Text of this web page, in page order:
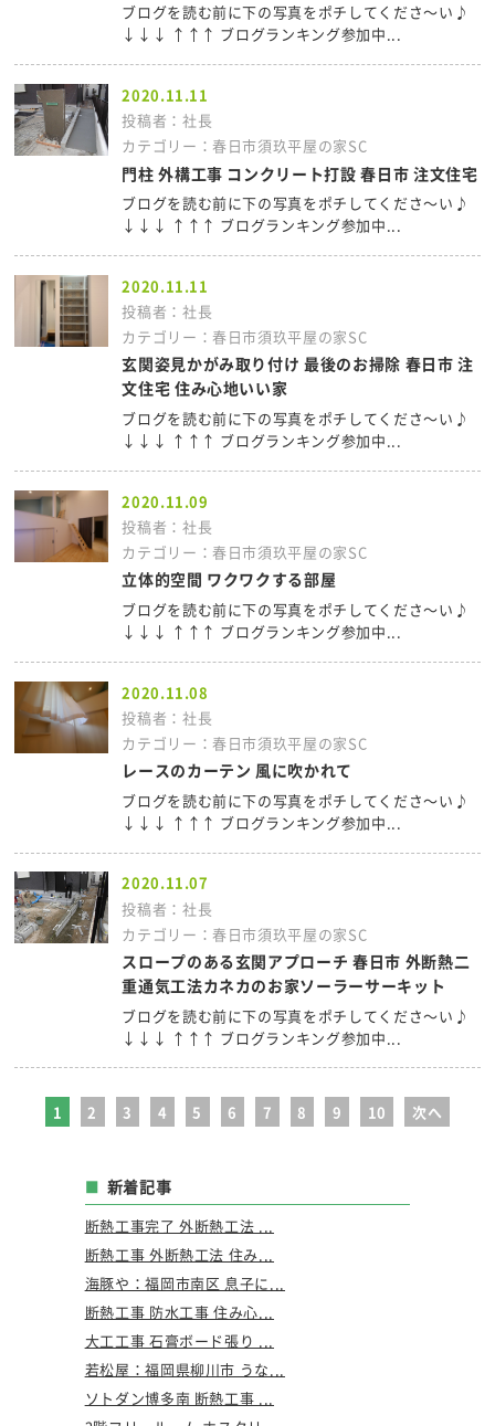
ブログを読む前に下の写真をポチしてくださ～い♪
↓↓↓ ↑↑↑ ブログランキング参加中...
2020.11.11
投稿者：社長
カテゴリー：春日市須玖平屋の家SC
門柱 外構工事 コンクリート打設 春日市 注文住宅
ブログを読む前に下の写真をポチしてくださ～い♪
↓↓↓ ↑↑↑ ブログランキング参加中...
2020.11.11
投稿者：社長
カテゴリー：春日市須玖平屋の家SC
玄関姿見かがみ取り付け 最後のお掃除 春日市 注
文住宅 住み心地いい家
ブログを読む前に下の写真をポチしてくださ～い♪
↓↓↓ ↑↑↑ ブログランキング参加中...
2020.11.09
投稿者：社長
カテゴリー：春日市須玖平屋の家SC
立体的空間 ワクワクする部屋
ブログを読む前に下の写真をポチしてくださ～い♪
↓↓↓ ↑↑↑ ブログランキング参加中...
2020.11.08
投稿者：社長
カテゴリー：春日市須玖平屋の家SC
レースのカーテン 風に吹かれて
ブログを読む前に下の写真をポチしてくださ～い♪
↓↓↓ ↑↑↑ ブログランキング参加中...
2020.11.07
投稿者：社長
カテゴリー：春日市須玖平屋の家SC
スロープのある玄関アプローチ 春日市 外断熱二
重通気工法カネカのお家ソーラーサーキット
ブログを読む前に下の写真をポチしてくださ～い♪
↓↓↓ ↑↑↑ ブログランキング参加中...
1 2 3 4 5 6 7 8 9 10 次へ
新着記事
断熱工事完了 外断熱工法 ...
断熱工事 外断熱工法 住み...
海豚や：福岡市南区 息子に...
断熱工事 防水工事 住み心...
大工工事 石膏ボード張り ...
若松屋：福岡県柳川市 うな...
ソトダン博多南 断熱工事 ...